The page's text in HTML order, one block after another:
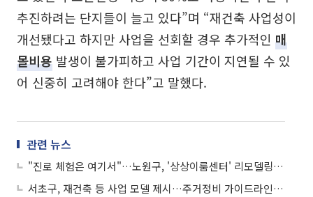
추진하려는 단지들이 늘고 있다”며 “재건축 사업성이
개선됐다고 하지만 사업을 선회할 경우 추가적인 매
몰비용 발생이 불가피하고 사업 기간이 지연될 수 있
어 신중히 고려해야 한다”고 말했다.
관련 뉴스
"진로 체험은 여기서"…노원구, '상상이룸센터' 리모델링 개관
서초구, 재건축 등 사업 모델 제시…주거정비 가이드라인 마련